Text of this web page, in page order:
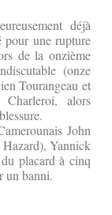
déjà
pour une rupture
de la onzième
(onze
Tourangeau et
alors
John
Yannick
placard à cinq
un banni.